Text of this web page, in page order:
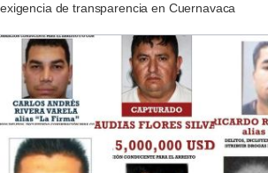
exigencia de transparencia en Cuernavaca